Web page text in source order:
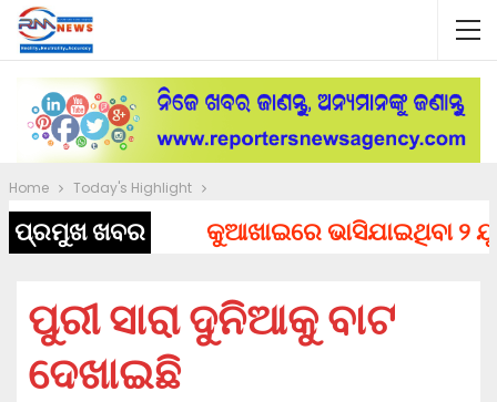
Home Today's Highlight
ପ୍ରମୁଖ ଖବର କୁଆଖାଇରେ ଭାସିଯାଇଥିବା ୨
ପୁରୀ ସାରା ଦୁନିଆକୁ ବାଟ
ଦେଖାଇଛି